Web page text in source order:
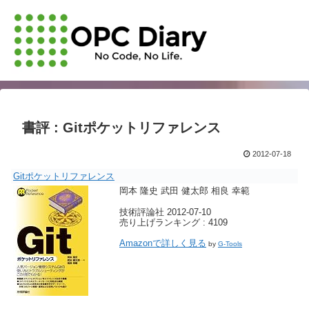
書評 : Gitポケットリファレンス
2012-07-18
Gitポケットリファレンス
岡本 隆史 武田 健太郎 相良 幸範
技術評論社 2012-07-10
売り上げランキング : 4109
Amazonで詳しく見る by G-Tools